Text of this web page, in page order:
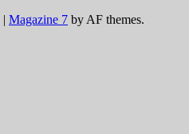
| Magazine 7 by AF themes.